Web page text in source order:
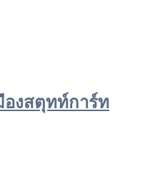
องสตุทท์การ์ท